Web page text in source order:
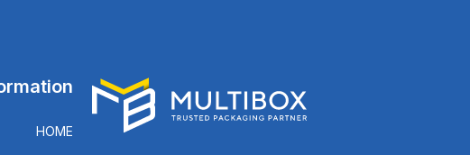
HOME